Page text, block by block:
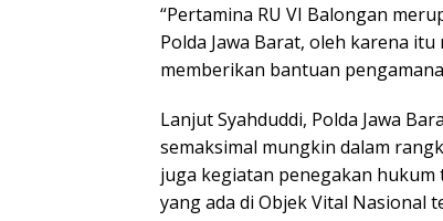
“Pertamina RU VI Balongan
Polda Jawa Barat, oleh karena
memberikan bantuan
Lanjut Syahduddi, Polda Jawa
semaksimal mungkin dalam
juga kegiatan penegakan
yang ada di Objek Vital Nasional